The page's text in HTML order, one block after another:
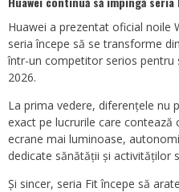
Huawei a prezentat oficial noile
seria începe să se transforme
într-un competitor serios
2026.
La prima vedere, diferențele nu
exact pe lucrurile care
ecrane mai luminoase,
dedicate sănătății și activităților
Și sincer, seria Fit începe să